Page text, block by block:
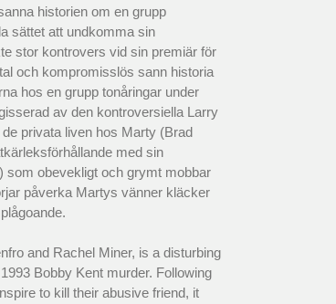
historien om en grupp
sättet att undkomma sin
stor kontrovers vid sin premiär för
och kompromisslös sann historia
hos en grupp tonåringar under
av den kontroversiella Larry
privata liven hos Marty (Brad
med sin
som obevekligt och grymt mobbar
påverka Martys vänner kläcker
and Rachel Miner, is a disturbing
Bobby Kent murder. Following
to kill their abusive friend, it